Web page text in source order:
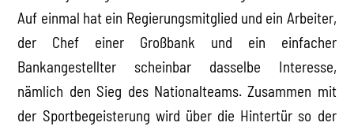
Auf einmal hat ein Regierungsmitglied und ein Arbeiter,
der Chef einer Großbank und ein einfacher
Bankangestellter scheinbar dasselbe Interesse,
nämlich den Sieg des Nationalteams. Zusammen mit
der Sportbegeisterung wird über die Hintertür so der